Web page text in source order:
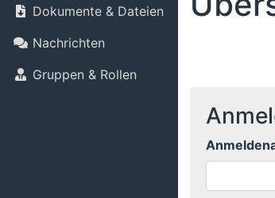
Dokumente & Dateien
Nachrichten
Gruppen & Rollen